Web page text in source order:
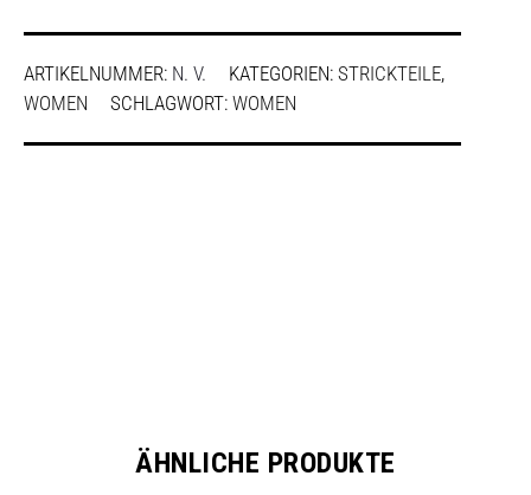
ARTIKELNUMMER: N. V. KATEGORIEN: STRICKTEILE,
WOMEN
SCHLAGWORT: WOMEN
ÄHNLICHE PRODUKTE